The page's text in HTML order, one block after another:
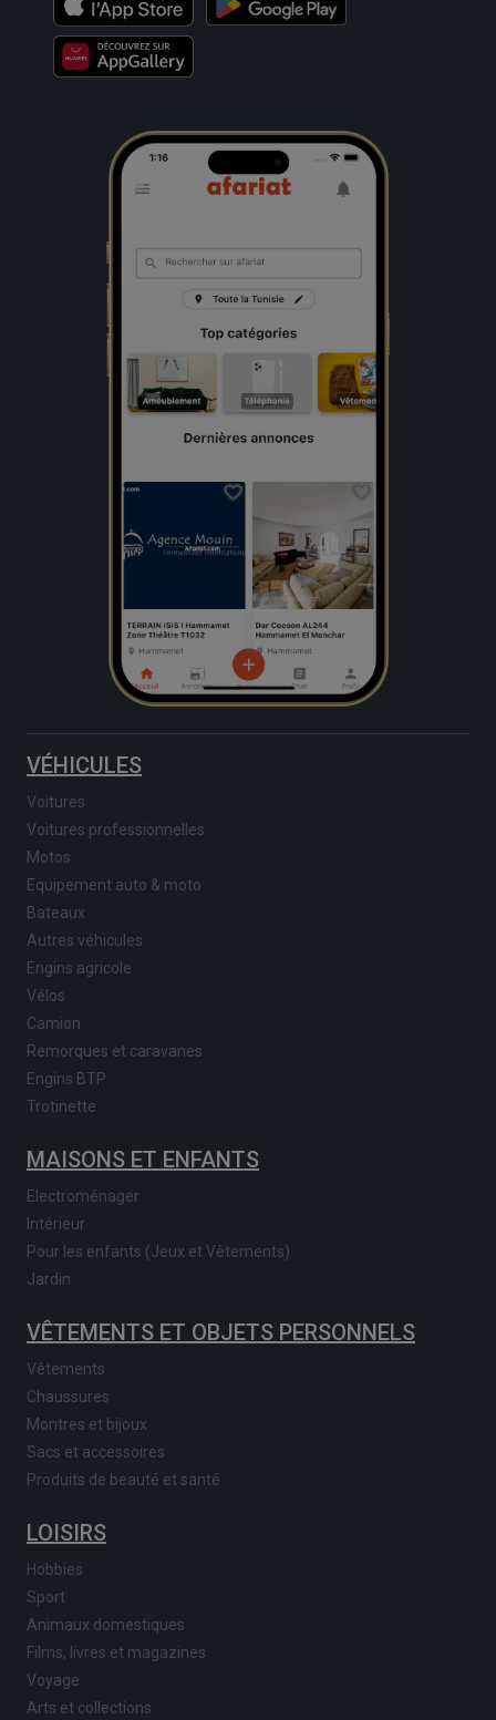
VÉHICULES
Voitures
Voitures professionnelles
Motos
Equipement auto & moto
Bateaux
Autres véhicules
Engins agricole
Vélos
Camion
Remorques et caravanes
Engins BTP
Trotinette
MAISONS ET ENFANTS
Electroménager
Intérieur
Pour les enfants (Jeux et Vêtements)
Jardin
VÊTEMENTS ET OBJETS PERSONNELS
Vêtements
Chaussures
Montres et bijoux
Sacs et accessoires
Produits de beauté et santé
LOISIRS
Hobbies
Sport
Animaux domestiques
Films, livres et magazines
Voyage
Arts et collections